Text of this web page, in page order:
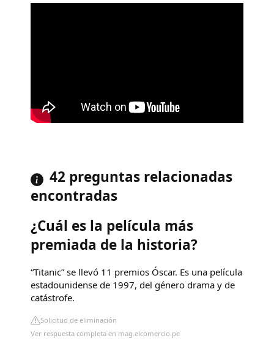
42 preguntas relacionadas
encontradas
¿Cuál es la película más
premiada de la historia?
“Titanic” se llevó 11 premios Óscar. Es una película
estadounidense de 1997, del género drama y de
catástrofe.
Solicitud de eliminación
Ver respuesta completa en mag.elcomercio.pe